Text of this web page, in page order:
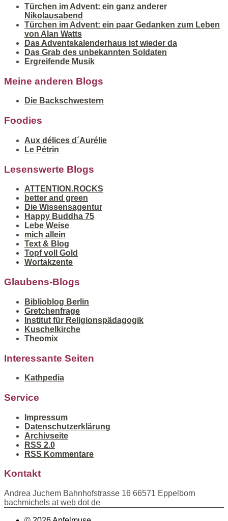
Türchen im Advent: ein ganz anderer
Nikolausabend
Türchen im Advent: ein paar Gedanken zum Leben
von Alan Watts
Das Adventskalenderhaus ist wieder da
Das Grab des unbekannten Soldaten
Ergreifende Musik
Meine anderen Blogs
Die Backschwestern
Foodies
Aux délices d´Aurélie
Le Pétrin
Lesenswerte Blogs
ATTENTION.ROCKS
better and green
Die Wissensagentur
Happy Buddha 75
Lebe Weise
mich allein
Text & Blog
Topf voll Gold
Wortakzente
Glaubens-Blogs
Biblioblog Berlin
Gretchenfrage
Institut für Religionspädagogik
Kuschelkirche
Theomix
Interessante Seiten
Kathpedia
Service
Impressum
Datenschutzerklärung
Archivseite
RSS 2.0
RSS Kommentare
Kontakt
Andrea Juchem Bahnhofstrasse 16 66571 Eppelborn
bachmichels at web dot de